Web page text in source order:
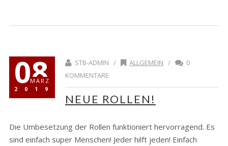
08
MÄRZ
2019
STB-ADMIN / ALLGEMEIN /
0
KOMMENTARE
NEUE ROLLEN!
Die Umbesetzung der Rollen funktioniert hervorragend. Es
sind einfach super Menschen! Jeder hilft jeden! Einfach